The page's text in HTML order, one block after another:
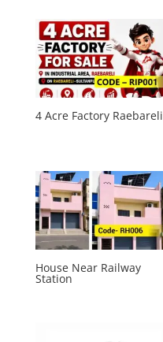
4 Acre Factory Raebareli
House Near Railway
Station